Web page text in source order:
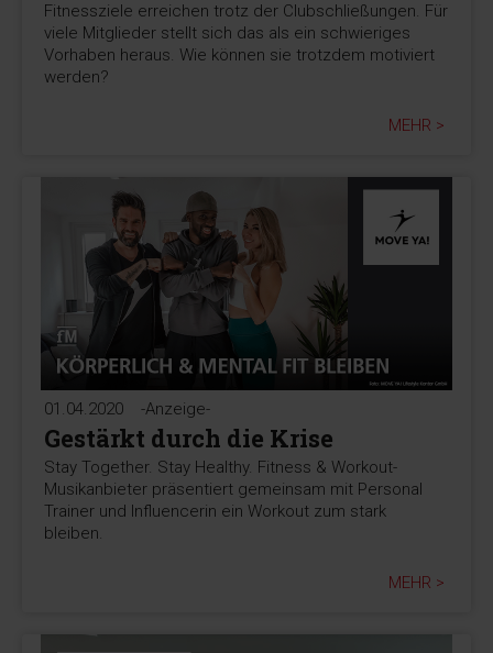
Fitnessziele erreichen trotz der Clubschließungen. Für
viele Mitglieder stellt sich das als ein schwieriges
Vorhaben heraus. Wie können sie trotzdem motiviert
werden?
MEHR >
01.04.2020 -Anzeige-
Gestärkt durch die Krise
Stay Together. Stay Healthy. Fitness & Workout-
Musikanbieter präsentiert gemeinsam mit Personal
Trainer und Influencerin ein Workout zum stark
bleiben.
MEHR >